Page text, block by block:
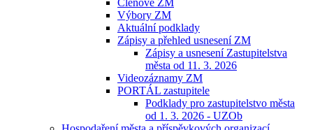
Členové ZM
Výbory ZM
Aktuální podklady
Zápisy a přehled usnesení ZM
Zápisy a usnesení Zastupitelstva
města od 11. 3. 2026
Videozáznamy ZM
PORTÁL zastupitele
Podklady pro zastupitelstvo města
od 1. 3. 2026 - UZOb